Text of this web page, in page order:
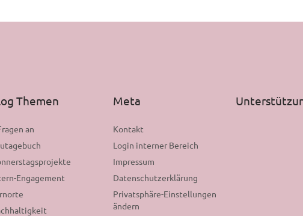
Themen
an
Engagement
Meta
Kontakt
Login interner Bereich
Impressum
Datenschutzerklärung
Privatsphäre-Einstellungen
ändern